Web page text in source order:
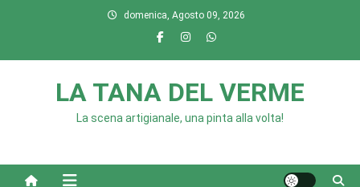
domenica, Agosto 09, 2026
LA TANA DEL VERME
La scena artigianale, una pinta alla volta!